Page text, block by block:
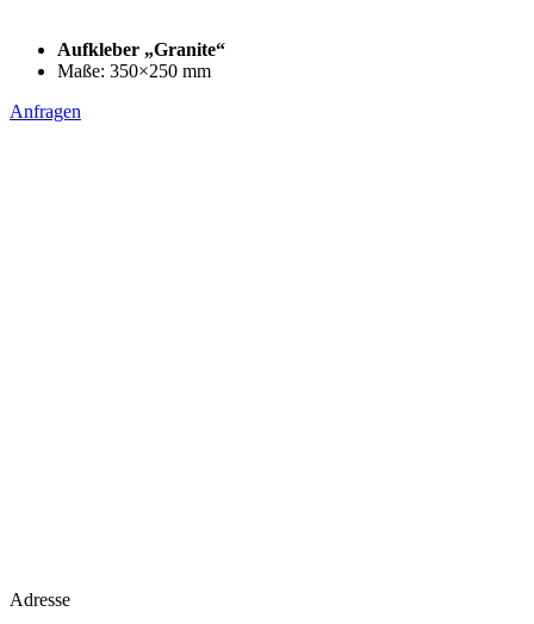
Aufkleber „Granite“
Maße: 350×250 mm
Anfragen
Adresse